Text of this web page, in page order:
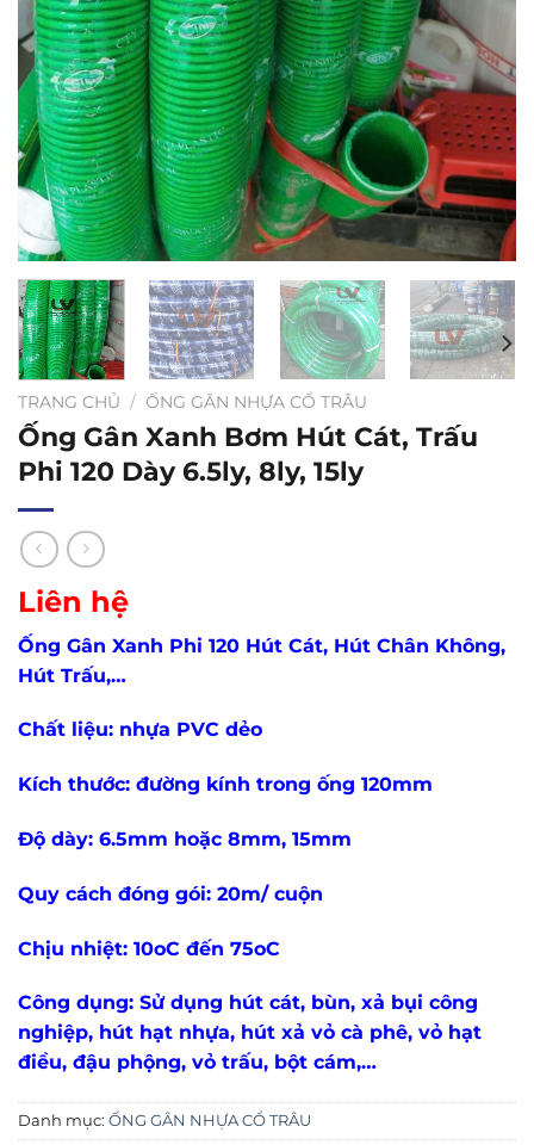
TRANG CHỦ / ỐNG GÂN NHỰA CỔ TRÂU
Ống Gân Xanh Bơm Hút Cát, Trấu
Phi 120 Dày 6.5ly, 8ly, 15ly
Liên hệ
Ống Gân Xanh Phi 120 Hút Cát, Hút Chân Không,
Hút Trấu,…
Chất liệu: nhựa PVC dẻo
Kích thước: đường kính trong ống 120mm
Độ dày: 6.5mm hoặc 8mm, 15mm
Quy cách đóng gói: 20m/ cuộn
Chịu nhiệt: 10oC đến 75oC
Công dụng: Sử dụng hút cát, bùn, xả bụi công
nghiệp, hút hạt nhựa, hút xả vỏ cà phê, vỏ hạt
điều, đậu phộng, vỏ trấu, bột cám,…
Danh mục: ỐNG GÂN NHỰA CỔ TRÂU